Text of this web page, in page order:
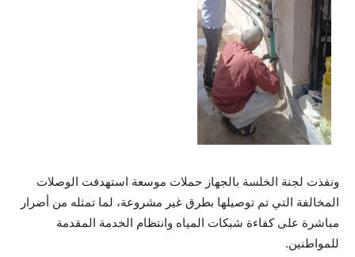
ونفذت لجنة الخلسة بالجهاز حملات موسعة استهدفت الوصلات
المخالفة التي تم توصيلها بطرق غير مشروعة، لما تمثله من أضرار
مباشرة على كفاءة شبكات المياه وانتظام الخدمة المقدمة
للمواطنين.